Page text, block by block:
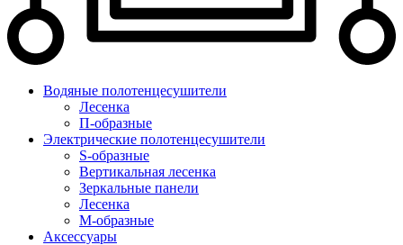
Водяные полотенцесушители
Лесенка
П-образные
Электрические полотенцесушители
S-образные
Вертикальная лесенка
Зеркальные панели
Лесенка
М-образные
Аксессуары